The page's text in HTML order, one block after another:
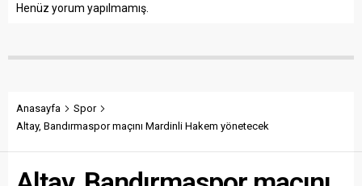
Henüz yorum yapılmamış.
Anasayfa
Spor
Altay, Bandırmaspor maçını Mardinli Hakem yönetecek